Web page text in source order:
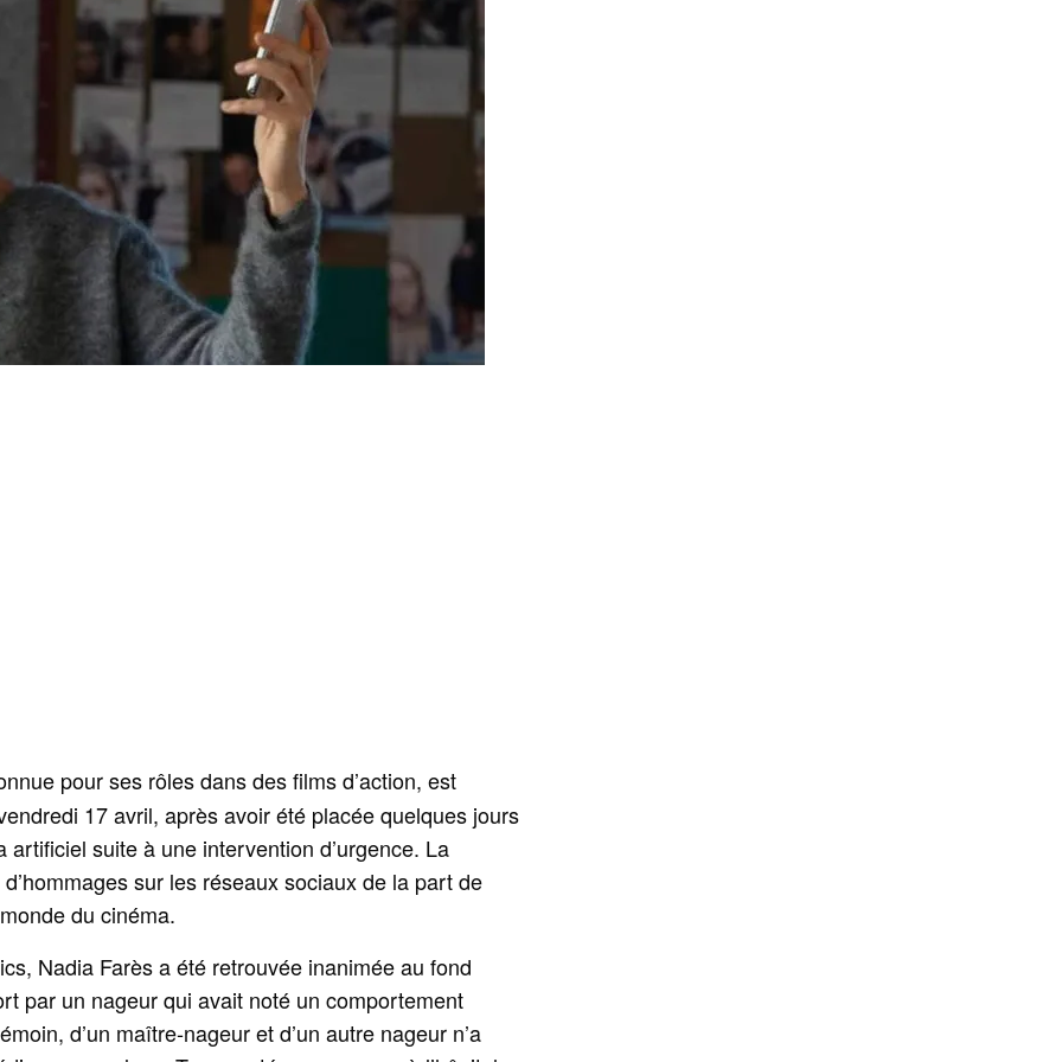
pour ses rôles dans des films d’action, est
17 avril, après avoir été placée quelques jours
artificiel suite à une intervention d’urgence. La
sur les réseaux sociaux de la part de
du cinéma.
Nadia Farès a été retrouvée inanimée au fond
par un nageur qui avait noté un comportement
d’un maître‑nageur et d’un autre nageur n’a